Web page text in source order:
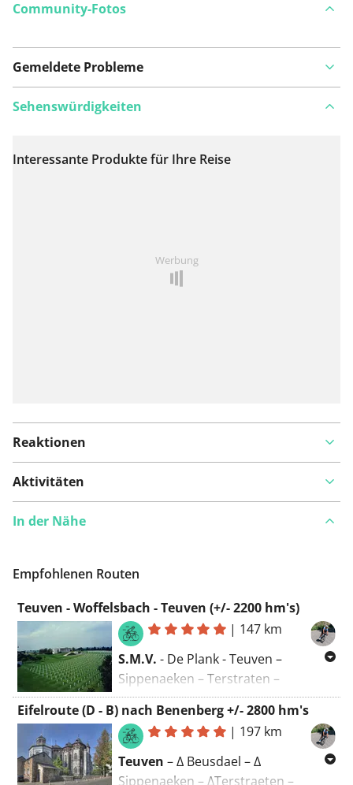
Community-Fotos
Gemeldete Probleme
Auf Karte anzeigen
Sehenswürdigkeiten
Interessante Produkte für Ihre Reise
Werbung
Reaktionen
Aktivitäten
In der Nähe
Empfohlenen Routen
Teuven - Woffelsbach - Teuven (+/- 2200 hm's)
| 147 km
S.M.V. - De Plank - Teuven –
Sippenaeken – Terstraten –
Völkerich – Moresnet-Chapelle –
Kelmis – Hergenrath – Astenet –
Walhorn – Belven – Neudorf – Botz –
Vennbahn – Roetgen,
Jägerhausstraße – Waldsiedlung –
Eifelroute (D - B) nach Benenberg +/- 2800 hm's
| 197 km
Teuven – ∆ Beusdael – ∆
Sippenaeken – ∆Terstraeten –